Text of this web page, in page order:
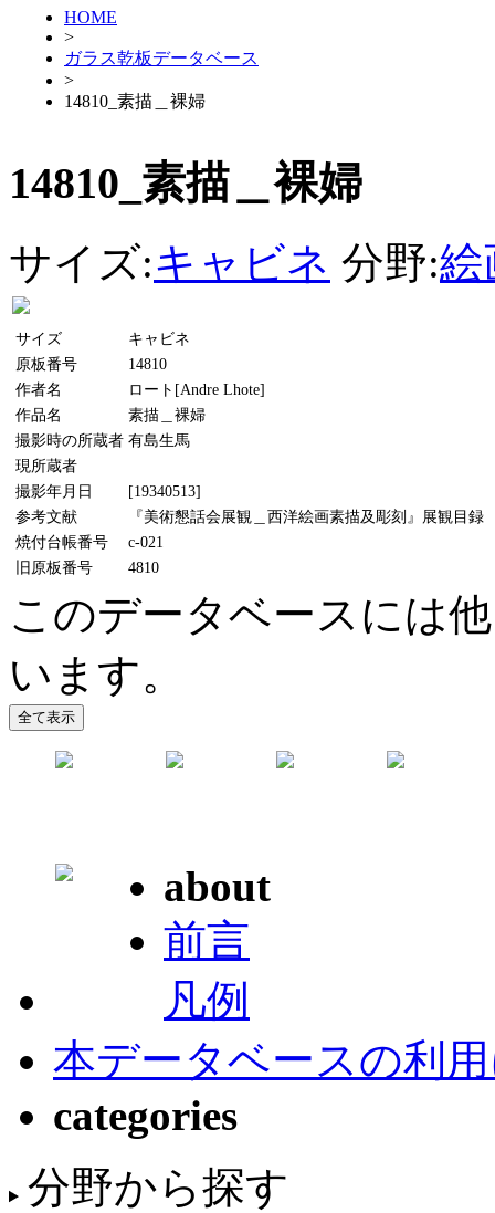
HOME
>
ガラス乾板データベース
>
14810_素描＿裸婦
14810_素描＿裸婦
サイズ:キャビネ 分野:絵
サイズ
キャビネ
原板番号
14810
作者名
ロート[Andre Lhote]
作品名
素描＿裸婦
撮影時の所蔵者 有島生馬
現所蔵者
撮影年月日
[19340513]
参考文献
『美術懇話会展観＿西洋絵画素描及彫刻』展観目
焼付台帳番号
c-021
旧原板番号
4810
このデータベースには
います。
about
前言
凡例
本データベースの利
categories
分野から探す